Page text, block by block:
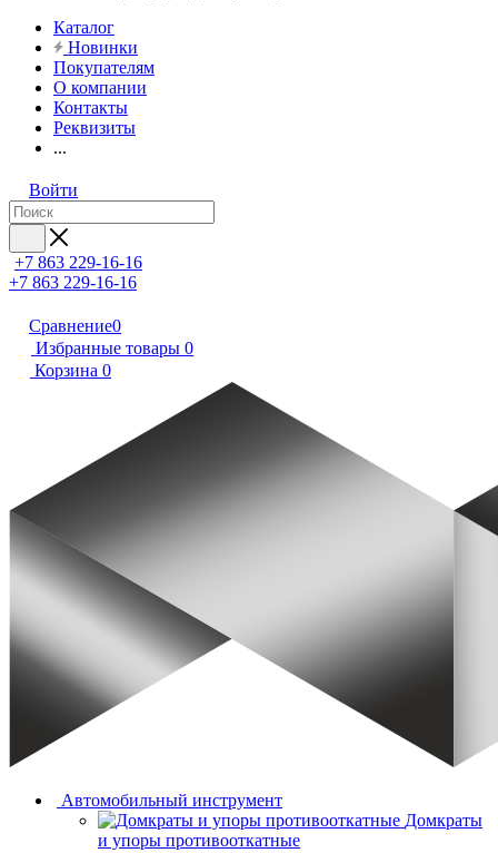
Каталог
Новинки
Покупателям
О компании
Контакты
Реквизиты
...
Войти
+7 863 229-16-16
+7 863 229-16-16
Сравнение0
Избранные товары 0
Корзина 0
Автомобильный инструмент
Домкраты
и упоры противооткатные